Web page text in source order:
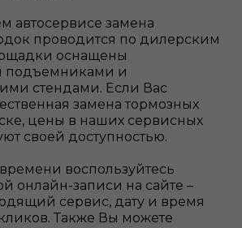
автосервисе замена
проводится по дилерским
оснащены
подъемниками и
стендами. Если Вас
замена тормозных
цены в наших сервисных
своей доступностью.
воспользуйтесь
онлайн-записи на сайте –
сервис, дату и время
Также Вы можете